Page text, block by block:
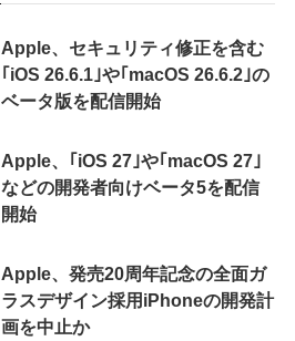
Apple、セキュリティ修正を含む
｢iOS 26.6.1｣や｢macOS 26.6.2｣の
ベータ版を配信開始
Apple、｢iOS 27｣や｢macOS 27｣
などの開発者向けベータ5を配信
開始
Apple、発売20周年記念の全面ガ
ラスデザイン採用iPhoneの開発計
画を中止か